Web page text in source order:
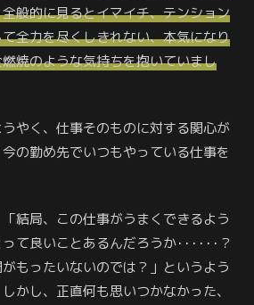
般的に見るとイマイチ、テンション
全力を尽くしきれない、本気になり
焼のような気持ちを抱いていまし
やく、仕事そのものに対する関心が
の勤め先でいつもやっている仕事を
結局、この仕事がうまくできるよう
て良いことあるんだろうか･･････？
もったいないのでは？」というよう
かし、正直何も思いつかなかった、